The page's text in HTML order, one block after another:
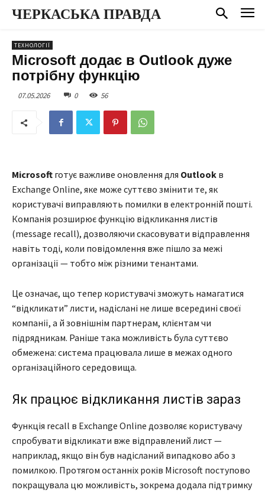
ЧЕРКАСЬКА ПРАВДА
ТЕХНОЛОГІЇ
Microsoft додає в Outlook дуже
потрібну функцію
07.05.2026 0 56
Microsoft готує важливе оновлення для Outlook в
Exchange Online, яке може суттєво змінити те, як
користувачі виправляють помилки в електронній пошті.
Компанія розширює функцію відкликання листів
(message recall), дозволяючи скасовувати відправлення
навіть тоді, коли повідомлення вже пішло за межі
організації — тобто між різними тенантами.
Це означає, що тепер користувачі зможуть намагатися
“відкликати” листи, надіслані не лише всередині своєї
компанії, а й зовнішнім партнерам, клієнтам чи
підрядникам. Раніше така можливість була суттєво
обмежена: система працювала лише в межах одного
організаційного середовища.
Як працює відкликання листів зараз
Функція recall в Exchange Online дозволяє користувачу
спробувати відкликати вже відправлений лист —
наприклад, якщо він був надісланий випадково або з
помилкою. Протягом останніх років Microsoft поступово
покращувала цю можливість, зокрема додала підтримку